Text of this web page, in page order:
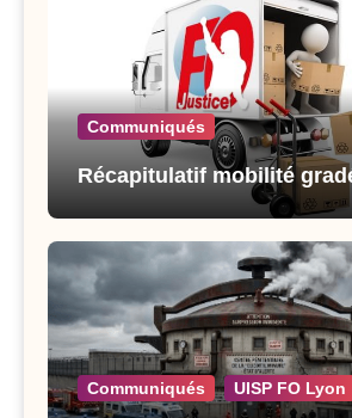
Communiqués
Récapitulatif mobilité
Communiqués UISP FO Lyon